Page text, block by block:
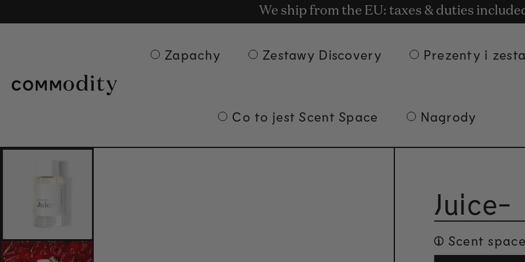
Bezpłatna dostawa przy zamówieniach o wartości co
We ship from the EU: taxes & duties
Get rewards for shopping with
Zapachy Zestawy Discovery Prezenty i
Co to jest Scent Space Nagrody
Juice-
Scent